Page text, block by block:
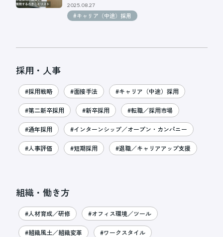
2025.08.27
#キャリア（中途）採用
採用・人事
#採用戦略 #面接手法 #キャリア（中途）採用
#第二新卒採用 #新卒採用 #転職／採用市場
#通年採用 #インターンシップ／オープン・カンパニー
#人事評価 #短期採用 #退職／キャリアアップ支援
組織・働き方
#人材育成／研修 #オフィス環境／ツール
#組織風土／組織変革 #ワークスタイル